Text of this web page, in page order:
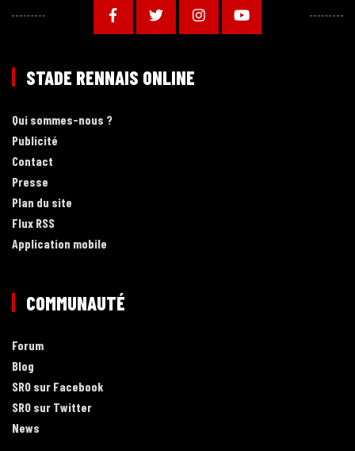
STADE RENNAIS ONLINE
Qui sommes-nous ?
Publicité
Contact
Presse
Plan du site
Flux RSS
Application mobile
COMMUNAUTÉ
Forum
Blog
SRO sur Facebook
SRO sur Twitter
News